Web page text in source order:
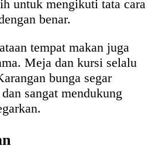
untuk mengikuti tata cara
benar.
tempat makan juga
Meja dan kursi selalu
bunga segar
sangat mendukung